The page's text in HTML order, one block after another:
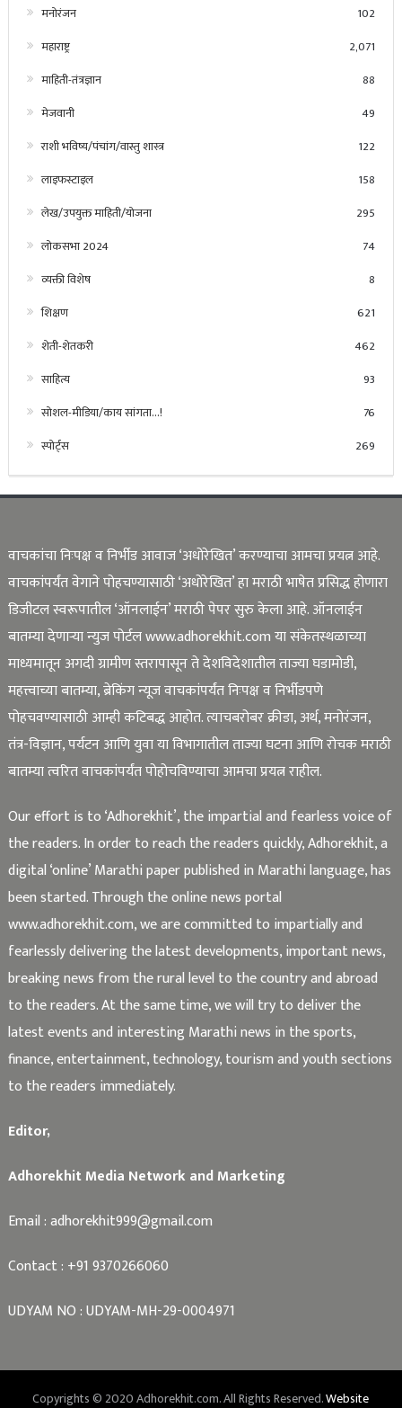
मनोरंजन
102
महाराष्ट्र
2,071
माहिती-तंत्रज्ञान
88
मेजवानी
49
राशी भविष्य/पंचांग/वास्तु शास्त्र
122
लाइफस्टाइल
158
लेख/उपयुक्त माहिती/योजना
295
लोकसभा 2024
74
व्यक्ती विशेष
8
शिक्षण
621
शेती-शेतकरी
462
साहित्य
93
सोशल-मीडिया/काय सांगता…!
76
स्पोर्ट्स
269
वाचकांचा निःपक्ष व निर्भीड आवाज ‘अधोरेखित’ करण्याचा आमचा प्रयत्न आहे.
वाचकांपर्यंत वेगाने पोहचण्यासाठी ‘अधोरेखित’ हा मराठी भाषेत प्रसिद्ध होणारा
डिजीटल स्वरूपातील ‘ऑनलाईन’ मराठी पेपर सुरु केला आहे. ऑनलाईन
बातम्या देणाऱ्या न्युज पोर्टल www.adhorekhit.com या संकेतस्थळाच्या
माध्यमातून अगदी ग्रामीण स्तरापासून ते देशविदेशातील ताज्या घडामोडी,
महत्त्वाच्या बातम्या, ब्रेकिंग न्यूज वाचकांपर्यंत निःपक्ष व निर्भीडपणे
पोहचवण्यासाठी आम्ही कटिबद्ध आहोत. त्याचबरोबर क्रीडा, अर्थ, मनोरंजन,
तंत्र-विज्ञान, पर्यटन आणि युवा या विभागातील ताज्या घटना आणि रोचक मराठी
बातम्या त्वरित वाचकांपर्यंत पोहोचविण्याचा आमचा प्रयत्न राहील.
Our effort is to ‘Adhorekhit’, the impartial and fearless voice of
the readers. In order to reach the readers quickly, Adhorekhit, a
digital ‘online’ Marathi paper published in Marathi language, has
been started. Through the online news portal
www.adhorekhit.com, we are committed to impartially and
fearlessly delivering the latest developments, important news,
breaking news from the rural level to the country and abroad
to the readers. At the same time, we will try to deliver the
latest events and interesting Marathi news in the sports,
finance, entertainment, technology, tourism and youth sections
to the readers immediately.
Editor,
Adhorekhit Media Network and Marketing
Email :adhorekhit999@gmail.com
Contact : +91 9370266060
UDYAM NO : UDYAM-MH-29-0004971
Copyrights © 2020 Adhorekhit.com. All Rights Reserved.Website